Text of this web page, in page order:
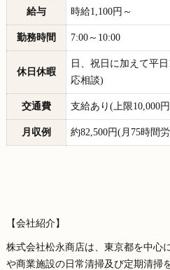
給与 時給1,100円～
勤務時間 7:00～10:00
休日休暇
日、祝日に加えて平
応相談)
交通費 支給あり(上限10,000
月収例 約82,500円(月75時間
【会社紹介】
株式会社松永商店は、東京都を中心
や商業施設の日常清掃及び定期清掃